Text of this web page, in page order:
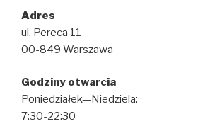
Adres
ul. Pereca 11
00-849 Warszawa
Godziny otwarcia
Poniedziałek—Niedziela:
7:30-22:30